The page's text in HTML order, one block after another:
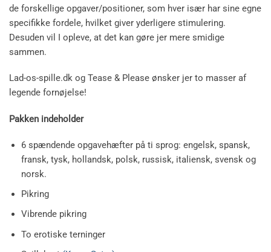
de forskellige opgaver/positioner, som hver især har sine egne
specifikke fordele, hvilket giver yderligere stimulering.
Desuden vil I opleve, at det kan gøre jer mere smidige
sammen.
Lad-os-spille.dk og Tease & Please ønsker jer to masser af
legende fornøjelse!
Pakken indeholder
6 spændende opgavehæfter på ti sprog: engelsk, spansk,
fransk, tysk, hollandsk, polsk, russisk, italiensk, svensk og
norsk.
Pikring
Vibrende pikring
To erotiske terninger